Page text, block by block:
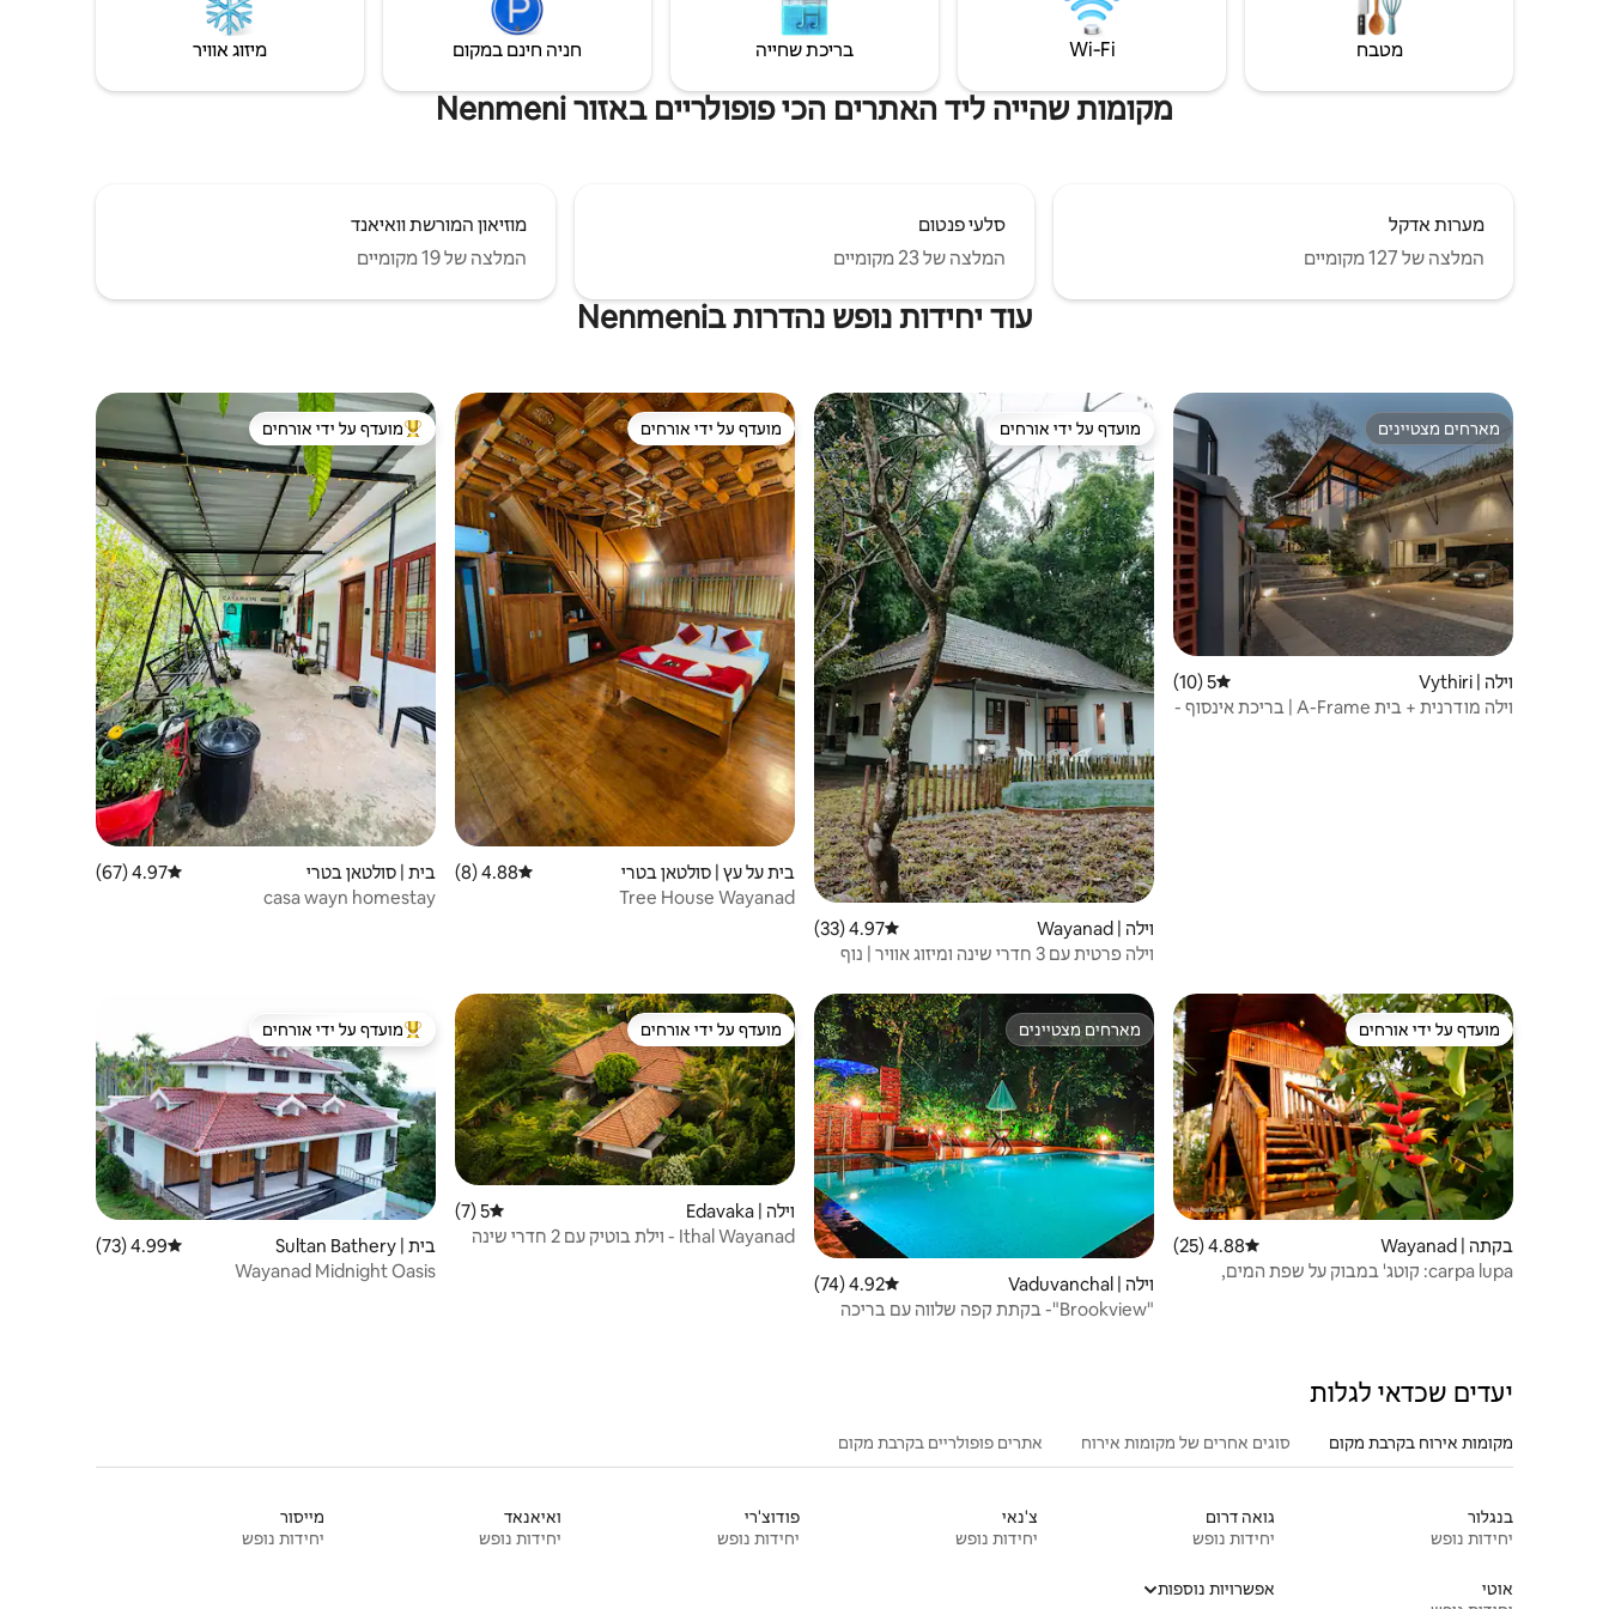
מטבח Wi‑Fi בריכת שחייה חניה חינם במקום מיזוג אוויר
מקומות שהייה ליד האתרים הכי פופולריים באזור Nenmeni
מערות אדקל
המלצה של 127 מקומיים
סלעי פנטום
המלצה של 23 מקומיים
מוזיאון המורשת וואיאנד
המלצה של 19 מקומיים
עוד יחידות נופש נהדרות בNenmeni
מארחים מצטיינים
מארחים מצטיינים
וילה | Vythiri דירוג ממוצע של 5 מתוך 5, 10 ביקורות
5 (10)
וילה מודרנית + בית A-Frame | בריכת אינסוף -
מועדף על ידי אורחים
מועדף על ידי אורחים
וילה | Wayanad דירוג ממוצע של 4.97 מתוך 5, 33 ביקורות
4.97 (33)
וילה פרטית עם 3 חדרי שינה ומיזוג אוויר | נוף
מועדף על ידי אורחים
מועדף על ידי אורחים
בית על עץ | סולטאן בטרי דירוג ממוצע של 4.88 מתוך 5, 8 ביקורות
4.88 (8)
Tree House Wayanad
מוביל בקרב נכסים מועדפים על ידי אורחים
מועדף על ידי אורחים
בית | סולטאן בטרי דירוג ממוצע של 4.97 מתוך 5, 67 ביקורות
4.97 (67)
casa wayn homestay
מועדף על ידי אורחים
מועדף על ידי אורחים
בקתה | Wayanad דירוג ממוצע של 4.88 מתוך 5, 25 ביקורות
4.88 (25)
carpa lupa: קוטג' במבוק על שפת המים,
מארחים מצטיינים
מארחים מצטיינים
וילה | Vaduvanchal דירוג ממוצע של 4.92 מתוך 5, 74 ביקורות
4.92 (74)
"Brookview"- בקתת קפה שלווה עם בריכה
מועדף על ידי אורחים
מועדף על ידי אורחים
וילה | Edavaka דירוג ממוצע של 5 מתוך 5, 7 ביקורות
5 (7)
Ithal Wayanad - וילת בוטיק עם 2 חדרי שינה
מוביל בקרב נכסים מועדפים על ידי אורחים
מועדף על ידי אורחים
בית | Sultan Bathery דירוג ממוצע של 4.99 מתוך 5, 73 ביקורות
4.99 (73)
Wayanad Midnight Oasis
יעדים שכדאי לגלות
מקומות אירוח בקרבת מקום סוגים אחרים של מקומות אירוח אתרים פופולריים בקרבת מקום
בנגלור
יחידות נופש
גואה דרום
יחידות נופש
צ'נאי
יחידות נופש
פודוצ'רי
יחידות נופש
ואיאנאד
יחידות נופש
מייסור
יחידות נופש
אוטי
אפשרויות נוספות